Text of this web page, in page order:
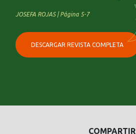
JOSEFA ROJAS | Página 5-7
DESCARGAR REVISTA COMPLETA
COMPARTIR